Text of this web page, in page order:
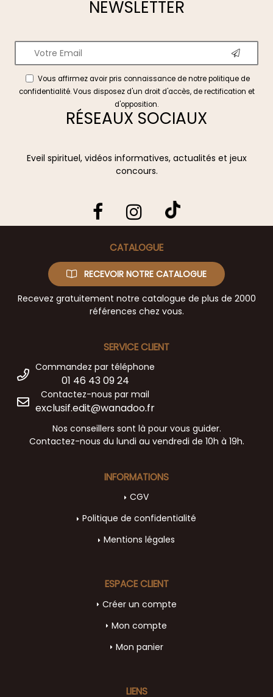
NEWSLETTER
Vous affirmez avoir pris connaissance de notrepolitique de
confidentialité. Vous disposez d'un droit d'accès, de rectification et
d'opposition.
RÉSEAUX SOCIAUX
Eveil spirituel, vidéos informatives, actualités et jeux
concours.
CATALOGUE
RECEVOIR NOTRE CATALOGUE
Recevez gratuitement notre catalogue de plus de 2000
références chez vous.
SERVICE CLIENT
Commandez par téléphone
01 46 43 09 24
Contactez-nous par mail
exclusif.edit@wanadoo.fr
Nos conseillers sont là pour vous guider.
Contactez-nous du lundi au vendredi de 10h à 19h.
INFORMATIONS
CGV
Politique de confidentialité
Mentions légales
LIENS
ESPACE CLIENT
Créer un compte
Mon compte
Mon panier